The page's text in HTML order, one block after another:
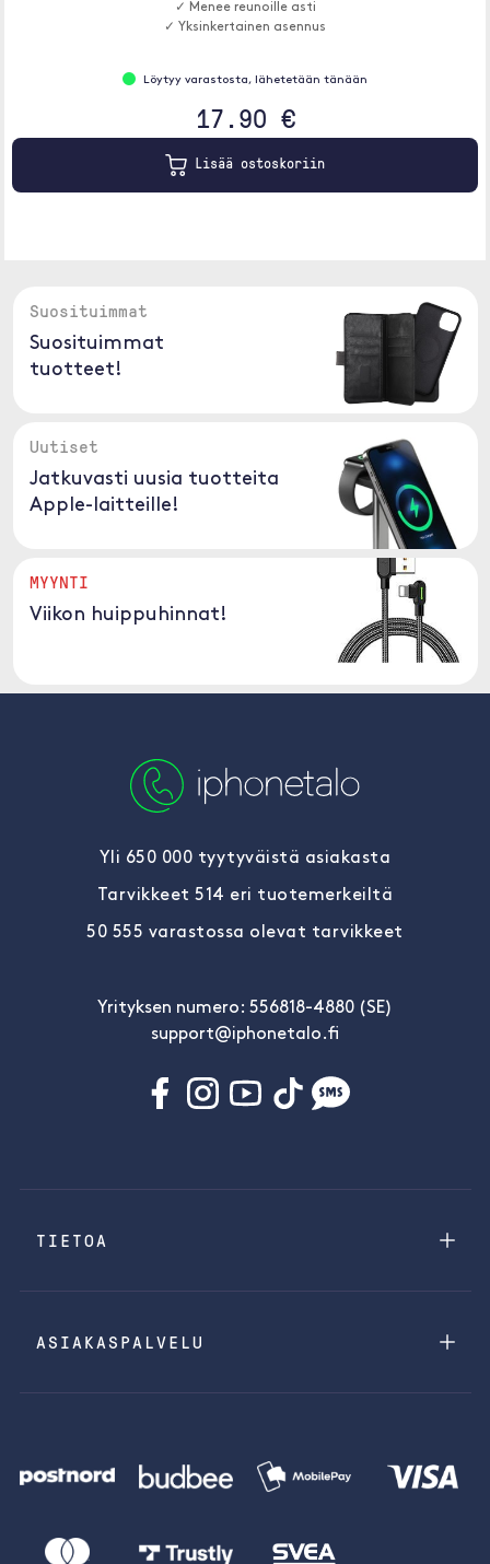
✓ Menee reunoille asti
✓ Yksinkertainen asennus
Löytyy varastosta, lähetetään tänään
17.90 €
Lisää ostoskoriin
Suosituimmat
Suosituimmat
tuotteet!
Uutiset
Jatkuvasti uusia tuotteita
Apple-laitteille!
MYYNTI
Viikon huippuhinnat!
Yli 650 000 tyytyväistä asiakasta
Tarvikkeet 514 eri tuotemerkeiltä
50 555 varastossa olevat tarvikkeet
Yrityksen numero: 556818-4880 (SE)
support@iphonetalo.fi
TIETOA
ASIAKASPALVELU